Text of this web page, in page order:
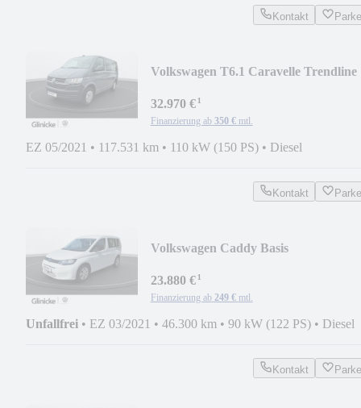
Kontakt
Volkswagen T6.1 Caravelle Trendline
32.970 €¹
Finanzierung ab 350 € mtl.
EZ 05/2021 • 117.531 km • 110 kW (150 PS) • Diesel
Kontakt
Volkswagen Caddy Basis
23.880 €¹
Finanzierung ab 249 € mtl.
Unfallfrei • EZ 03/2021 • 46.300 km • 90 kW (122 PS) • Diesel
Kontakt